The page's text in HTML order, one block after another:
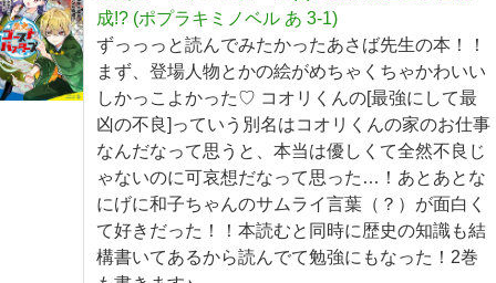
成!? (ポプラキミノベル あ 3-1)
ずっっっと読んでみたかったあさば先生の本！！
まず、登場人物とかの絵がめちゃくちゃかわいい
しかっこよかった♡ コオリくんの[最強にして最
凶の不良]っていう別名はコオリくんの家のお仕事
なんだなって思うと、本当は優しくて全然不良じ
ゃないのに可哀想だなって思った…！あとあとな
にげに和子ちゃんのサムライ言葉（？）が面白く
て好きだった！！本読むと同時に歴史の知識も結
構書いてあるから読んでて勉強にもなった！2巻